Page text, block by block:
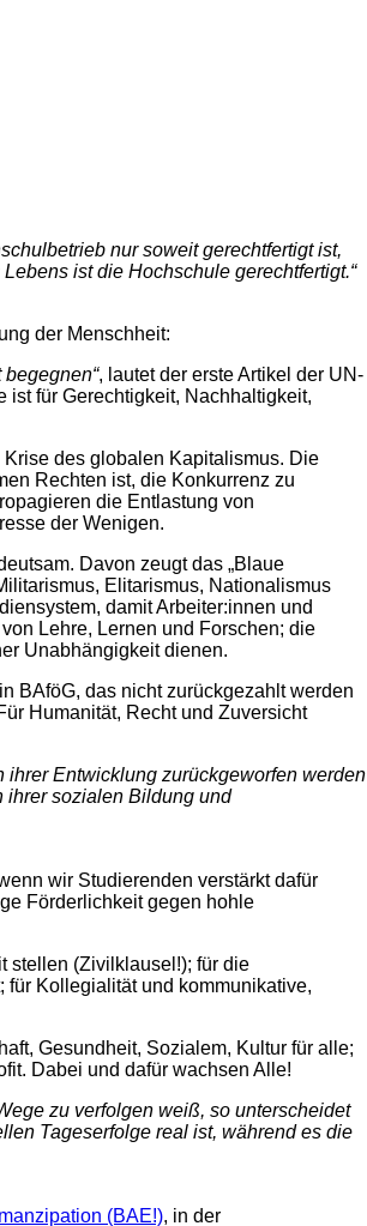
nur soweit gerechtfertigt ist,
ist die Hochschule gerechtfertigt.“
der Menschheit:
, lautet der erste Artikel der UN-
ist für Gerechtigkeit, Nachhaltigkeit,
des globalen Kapitalismus. Die
Rechten ist, die Konkurrenz zu
die Entlastung von
der Wenigen.
Davon zeugt das „Blaue
Elitarismus, Nationalismus
damit Arbeiter:innen und
Lehre, Lernen und Forschen; die
Unabhängigkeit dienen.
BAföG, das nicht zurückgezahlt werden
Humanität, Recht und Zuversicht
ihrer Entwicklung zurückgeworfen werden
ihrer sozialen Bildung und
wir Studierenden verstärkt dafür
Förderlichkeit gegen hohle
stellen (Zivilklausel!); für die
Kollegialität und kommunikative,
Gesundheit, Sozialem, Kultur für alle;
Dabei und dafür wachsen Alle!
zu verfolgen weiß, so unterscheidet
Tageserfolge real ist, während es die
(BAE!), in der